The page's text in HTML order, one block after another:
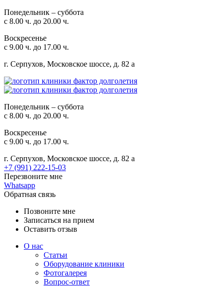
Понедельник – суббота
с 8.00 ч. до 20.00 ч.
Воскресенье
с 9.00 ч. до 17.00 ч.
г. Серпухов, Московское шоссе, д. 82 а
Понедельник – суббота
с 8.00 ч. до 20.00 ч.
Воскресенье
с 9.00 ч. до 17.00 ч.
г. Серпухов, Московское шоссе, д. 82 а
+7 (991) 222-15-03
Перезвоните мне
Whatsapp
Обратная связь
Позвоните мне
Записаться на прием
Оставить отзыв
О нас
Статьи
Оборудование клиники
Фотогалерея
Вопрос-ответ